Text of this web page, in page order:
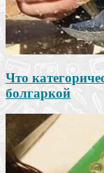
Что
болгаркой